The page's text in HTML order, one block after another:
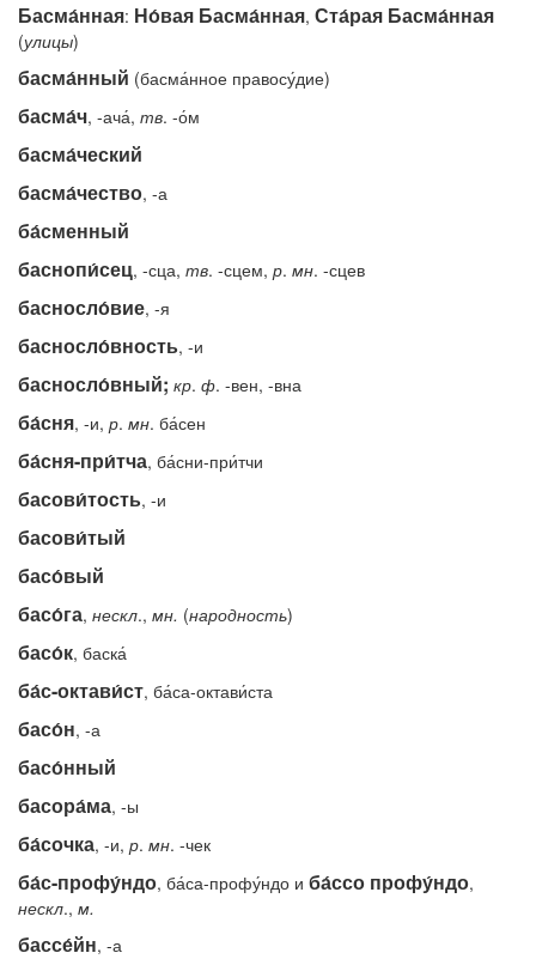
Басма́нная: Но́вая Басма́нная, Ста́рая Басма́нная
(улицы)
басма́нный (басма́нное правосу́дие)
басма́ч, -ача́, тв. -о́м
басма́ческий
басма́чество, -а
ба́сменный
баснопи́сец, -сца, тв. -сцем, р. мн. -сцев
басносло́вие, -я
басносло́вность, -и
басносло́вный; кр. ф. -вен, -вна
ба́сня, -и, р. мн. ба́сен
ба́сня-при́тча, ба́сни-при́тчи
басови́тость, -и
басови́тый
басо́вый
басо́га, нескл., мн. (народность)
басо́к, баска́
ба́с-октави́ст, ба́са-октави́ста
басо́н, -а
басо́нный
басора́ма, -ы
ба́сочка, -и, р. мн. -чек
ба́с-профу́ндо, ба́са-профу́ндо и ба́ссо профу́ндо,
нескл., м.
бассе́йн, -а